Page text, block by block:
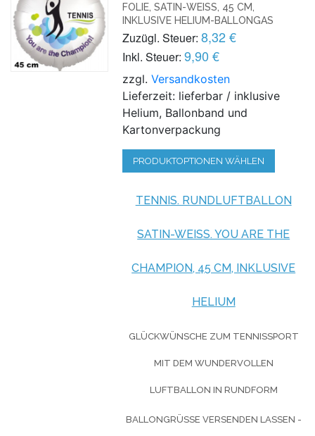
FOLIE, SATIN-WEISS, 45 CM,
INKLUSIVE HELIUM-BALLONGAS
Zuzügl. Steuer: 8,32 €
Inkl. Steuer: 9,90 €
zzgl.Versandkosten
Lieferzeit: lieferbar / inklusive
Helium, Ballonband und
Kartonverpackung
PRODUKTOPTIONEN WÄHLEN
TENNIS. RUNDLUFTBALLON
SATIN-WEISS. YOU ARE THE
CHAMPION, 45 CM, INKLUSIVE
HELIUM
GLÜCKWÜNSCHE ZUM TENNISSPORT
MIT DEM WUNDERVOLLEN
LUFTBALLON IN RUNDFORM
BALLONGRÜSSE VERSENDEN LASSEN - L